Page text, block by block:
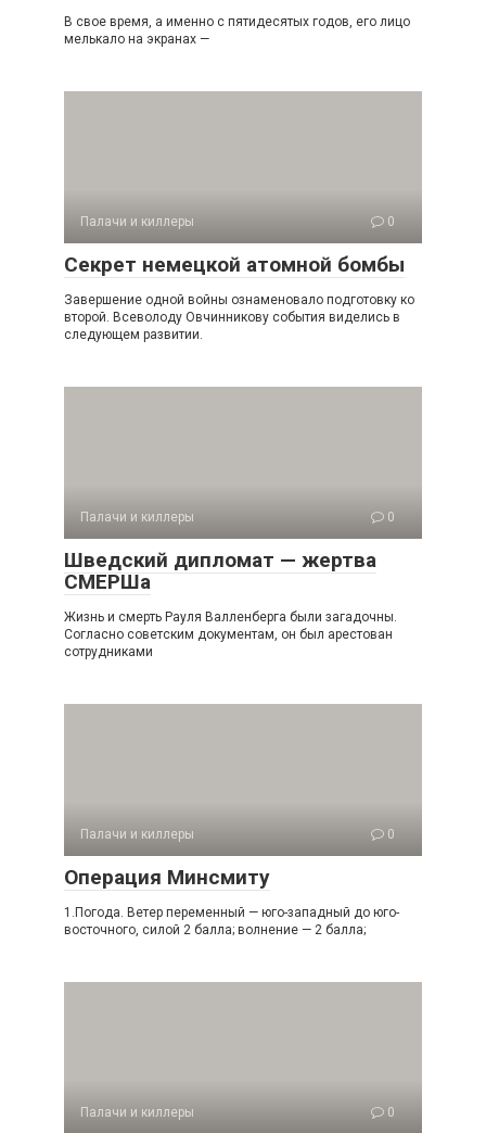
В свое время, а именно с пятидесятых годов, его лицо
мелькало на экранах —
Палачи и киллеры 0
Секрет немецкой атомной бомбы
Завершение одной войны ознаменовало подготовку ко
второй. Всеволоду Овчинникову события виделись в
следующем развитии.
Палачи и киллеры 0
Шведский дипломат — жертва
СМЕРШа
Жизнь и смерть Рауля Валленберга были загадочны.
Согласно советским документам, он был арестован
сотрудниками
Палачи и киллеры 0
Операция Минсмиту
1.Погода. Ветер переменный — юго-западный до юго-
восточного, силой 2 балла; волнение — 2 балла;
Палачи и киллеры 0